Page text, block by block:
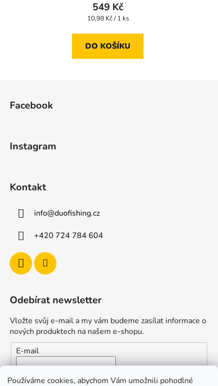
Používáme cookies, abychom Vám umožnili pohodlné
549 Kč
Měrná
10,98 Kč / 1 ks
DO KOŠÍKU
Facebook
Instagram
Kontakt
info@duofishing.cz
+420 724 784 604
Odebírat newsletter
Vložte svůj e-mail a my vám budeme zasílat informace o
nových produktech na našem e-shopu.
E-mail
Vložením e-mailu souhlasíte s
podmínkami ochrany